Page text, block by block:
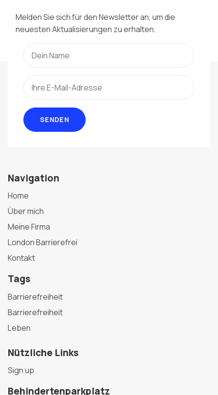
Melden Sie sich für den Newsletter an, um die
neuesten Aktualisierungen zu erhalten.
SENDEN
Navigation
Home
Über mich
Meine Firma
London Barrierefrei
Kontakt
Tags
Barrierefreiheit
Barrierefreiheit
Leben
Nützliche Links
Sign up
Behindertenparkplatz